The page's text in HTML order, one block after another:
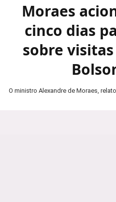
Moraes
cinco dias
sobre
O ministro Alexandre de Moraes,